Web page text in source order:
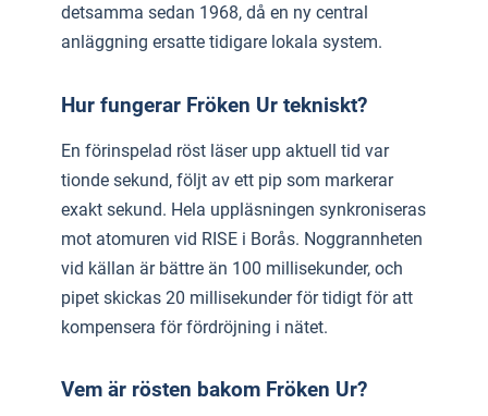
detsamma sedan 1968, då en ny central
anläggning ersatte tidigare lokala system.
Hur fungerar Fröken Ur tekniskt?
En förinspelad röst läser upp aktuell tid var
tionde sekund, följt av ett pip som markerar
exakt sekund. Hela uppläsningen synkroniseras
mot atomuren vid RISE i Borås. Noggrannheten
vid källan är bättre än 100 millisekunder, och
pipet skickas 20 millisekunder för tidigt för att
kompensera för fördröjning i nätet.
Vem är rösten bakom Fröken Ur?